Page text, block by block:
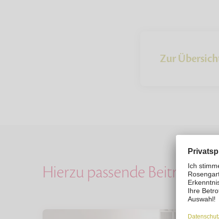
Zur
Hierzu passende Beiträge